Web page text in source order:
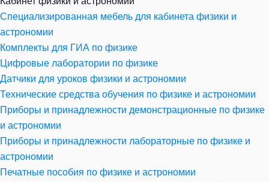
Специализированная мебель для кабинета физики и
астрономии
Комплекты для ГИА по физике
Цифровые лаборатории по физике
Датчики для уроков физики и астрономии
Технические средства обучения по физике и астрономии
Приборы и принадлежности демонстрационные по физике
и астрономии
Приборы и принадлежности лабораторные по физике и
астрономии
Печатные пособия по физике и астрономии